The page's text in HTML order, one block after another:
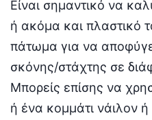
Είναι σημαντικό να
ή ακόμα και πλαστικό
πάτωμα για να
σκόνης/στάχτης σε
Μπορείς επίσης να
ή ένα κομμάτι νάιλον